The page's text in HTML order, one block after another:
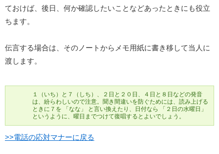
ておけば、後日、何か確認したいことなどあったときにも役立
ちます。
伝言する場合は、そのノートからメモ用紙に書き移して当人に
渡します。
１（いち）と７（しち）、２日と２０日、４日と８日などの発音
は、紛らわしいので注意。聞き間違いを防ぐためには、読み上げる
ときに７を 「なな」 と言い換えたり、日付なら 「２日の水曜日」
というように、曜日までつけて復唱するとよいでしょう。
>>電話の応対マナーに戻る